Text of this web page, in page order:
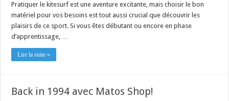
Pratiquer le kitesurf est une aventure excitante, mais choisir le bon
matériel pour vos besoins est tout aussi crucial que découvrir les
plaisirs de ce sport. Si vous êtes débutant ou encore en phase
d’apprentissage, …
Lire la suite »
Back in 1994 avec Matos Shop!